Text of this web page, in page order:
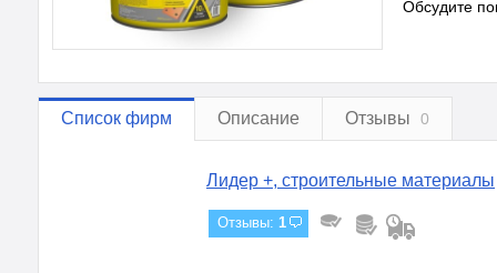
Обсудите
Список фирм Описание Отзывы 0
Лидер +, строительные материалы
Отзывы: 1